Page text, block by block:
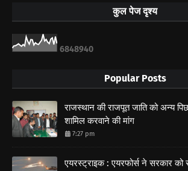
कुल पेज दृश्य
6848940
Popular Posts
राजस्थान की राजपूत जाति को अन्य
शामिल करवाने की मांग
7:27 pm
एयरस्ट्राइक : एयरफोर्स ने सरकार को